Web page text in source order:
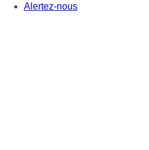
Alertez-nous